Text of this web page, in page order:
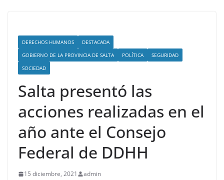
DERECHOS HUMANOS
DESTACADA
GOBIERNO DE LA PROVINCIA DE SALTA
POLÍTICA
SEGURIDAD
SOCIEDAD
Salta presentó las
acciones realizadas en el
año ante el Consejo
Federal de DDHH
15 diciembre, 2021 admin